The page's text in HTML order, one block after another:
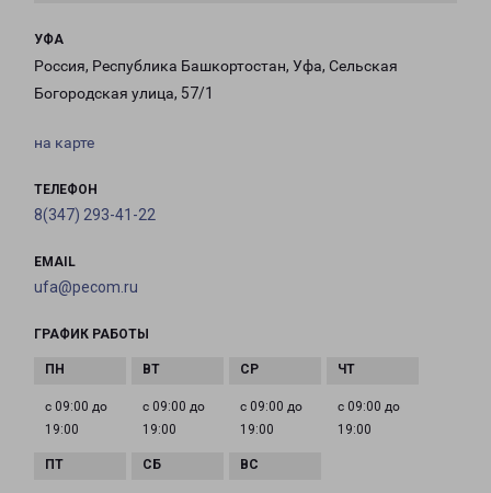
УФА
Россия, Республика Башкортостан, Уфа, Сельская
Богородская улица, 57/1
на карте
ТЕЛЕФОН
8(347) 293-41-22
EMAIL
ufa@pecom.ru
ГРАФИК РАБОТЫ
с 09:00 до
19:00
с 09:00 до
19:00
с 09:00 до
19:00
с 09:00 до
19:00